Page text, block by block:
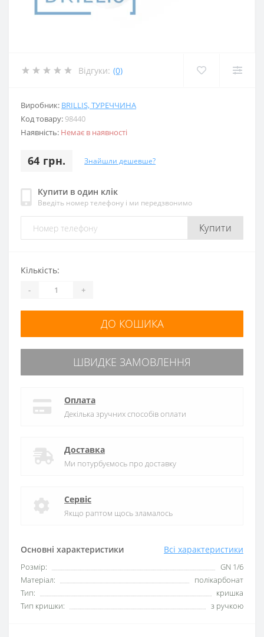
Відгуки: (0)
Виробник: BRILLIS, ТУРЕЧЧИНА
Код товару: 98440
Наявність: Немає в наявності
64 грн. Знайшли дешевше?
Купити в один клік
Введіть номер телефону і ми передзвонимо
Купити
Основні характеристики Всі характеристики
Розмір:
GN 1/6
Матеріал:
полікарбонат
Тип:
кришка
Тип кришки:
з ручкою
Кількість:
- +
ДО КОШИКА
ШВИДКЕ ЗАМОВЛЕННЯ
Оплата
Декілька зручних способів оплати
Доставка
Ми потурбуємось про доставку
Сервіс
Якщо раптом щось зламалось